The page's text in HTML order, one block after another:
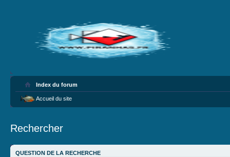
Index du forum
Accueil du site
Rechercher
QUESTION DE LA RECHERCHE